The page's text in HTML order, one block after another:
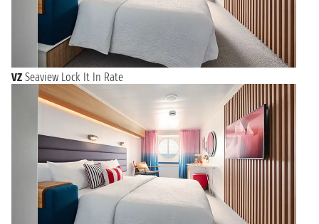
VZ Seaview Lock It In Rate